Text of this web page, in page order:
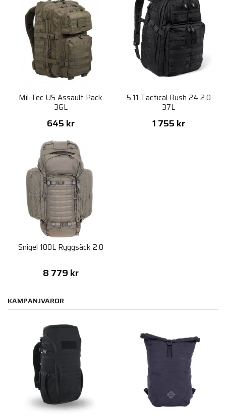
Mil-Tec US Assault Pack
36L
645 kr
5.11 Tactical Rush 24 2.0
37L
1 755 kr
Snigel 100L Ryggsäck 2.0
8 779 kr
KAMPANJVAROR